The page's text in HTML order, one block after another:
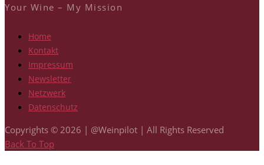
Your Wine – My Mission
Home
Kontakt
Impressum
Newsletter
Netzwerk
Datenschutz
Copyrights © 2026 | @Weinpilot | All Rights Reserved
Back To Top